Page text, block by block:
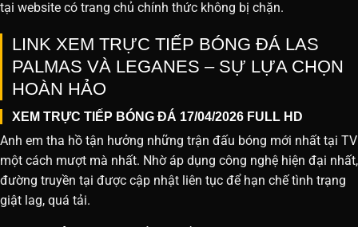
tại website có trang chủ chính thức không bị chặn.
LINK XEM TRỰC TIẾP BÓNG ĐÁ LAS
PALMAS VÀ LEGANES – SỰ LỰA CHỌN
HOÀN HẢO
XEM TRỰC TIẾP BÓNG ĐÁ 17/04/2026 FULL HD
Anh em tha hồ tận hưởng những trận đấu bóng mới nhất tại TV
một cách mượt mà nhất. Nhờ áp dụng công nghệ hiện đại nhất,
đường truyền tại được cập nhật liên tục để hạn chế tình trạng
giật lag, quá tải.